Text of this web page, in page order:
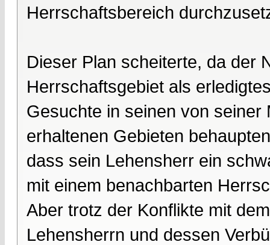
Herrschaftsbereich
Dieser Plan scheiterte, da der
Herrschaftsgebiet als
Gesuchte in seinen von
erhaltenen Gebieten
dass sein Lehensherr ein
mit einem benachbarten
Aber trotz der Konflikte mit
Lehensherrn und dessen